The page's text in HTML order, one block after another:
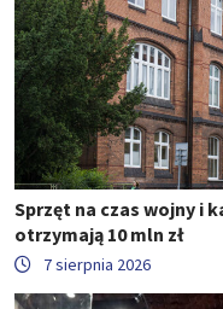
Sprzęt na czas wojny i
otrzymają 10 mln zł
7 sierpnia 2026